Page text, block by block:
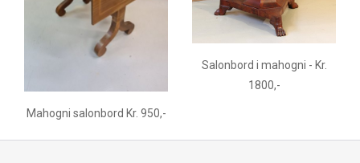
Mahogni salonbord Kr. 950,-
Salonbord i mahogni - Kr.
1800,-